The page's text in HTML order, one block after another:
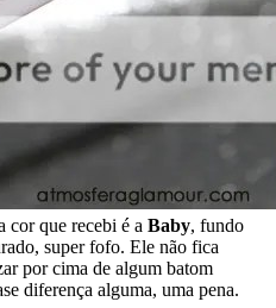
cor que recebi é a Baby, fundo
super fofo. Ele não fica
por cima de algum batom
diferença alguma, uma pena.